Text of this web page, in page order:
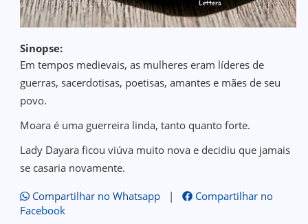
Sinopse:
Em tempos medievais, as mulheres eram líderes de
guerras, sacerdotisas, poetisas, amantes e mães de seu
povo.
Moara é uma guerreira linda, tanto quanto forte.
Lady Dayara ficou viúva muito nova e decidiu que jamais
se casaria novamente.
Compartilhar no Whatsapp|
Compartilhar no
Facebook